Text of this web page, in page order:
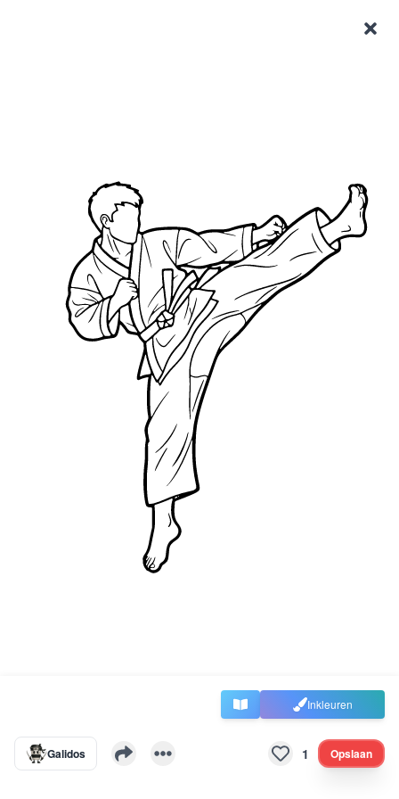
Inkleuren
Galidos 1 Opslaan